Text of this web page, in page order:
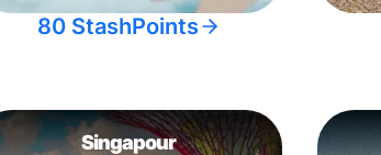
80 StashPoints
Singapour